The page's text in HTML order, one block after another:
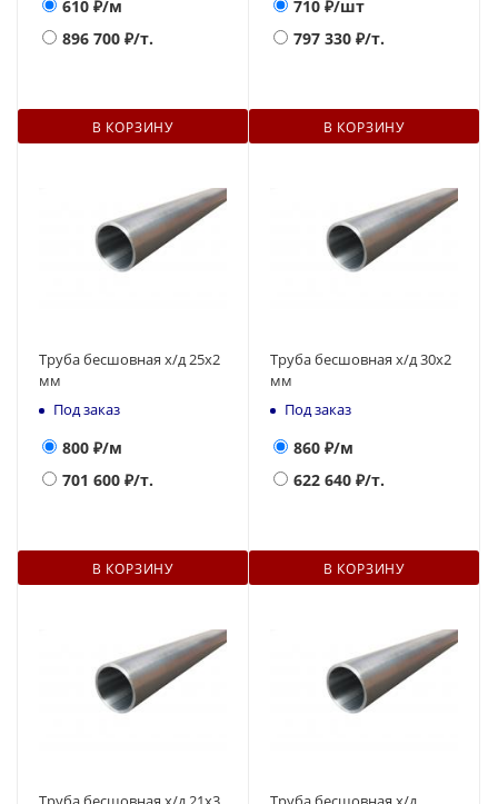
610 ₽/м
896 700 ₽/т.
В КОРЗИНУ
710 ₽/шт
797 330 ₽/т.
В КОРЗИНУ
Труба бесшовная х/д 25х2
мм
Под заказ
800 ₽/м
701 600 ₽/т.
В КОРЗИНУ
Труба бесшовная х/д 30х2
мм
Под заказ
860 ₽/м
622 640 ₽/т.
В КОРЗИНУ